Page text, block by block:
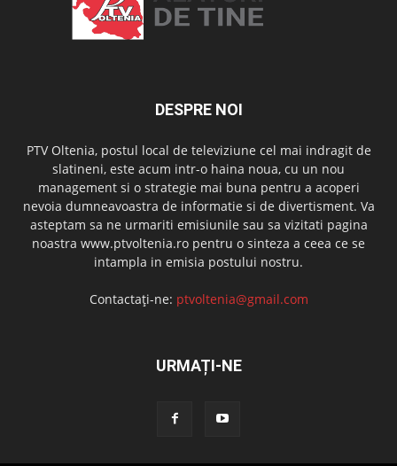
DESPRE NOI
PTV Oltenia, postul local de televiziune cel mai indragit de
slatineni, este acum intr-o haina noua, cu un nou
management si o strategie mai buna pentru a acoperi
nevoia dumneavoastra de informatie si de divertisment. Va
asteptam sa ne urmariti emisiunile sau sa vizitati pagina
noastra www.ptvoltenia.ro pentru o sinteza a ceea ce se
intampla in emisia postului nostru.
Contactați-ne: ptvoltenia@gmail.com
URMAȚI-NE